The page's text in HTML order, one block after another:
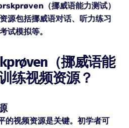
（挪威语能力测试）
源包括挪威语对话、听力练习
试模拟等。
（挪威语能
练视频资源？
的视频资源是关键。初学者可